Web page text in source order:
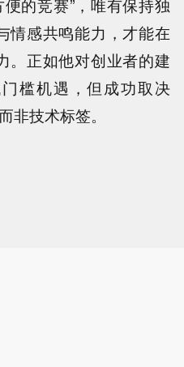
情感共鸣能力，才能在
。正如他对创业者的建
槛机遇，但成功取决
非技术标签。